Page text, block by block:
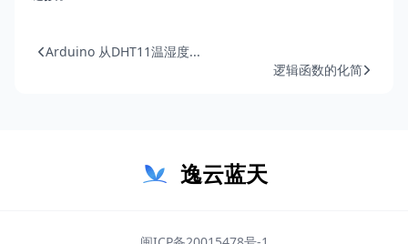
Arduino 从DHT11温湿度...
逻辑函数的化简
逸云蓝天